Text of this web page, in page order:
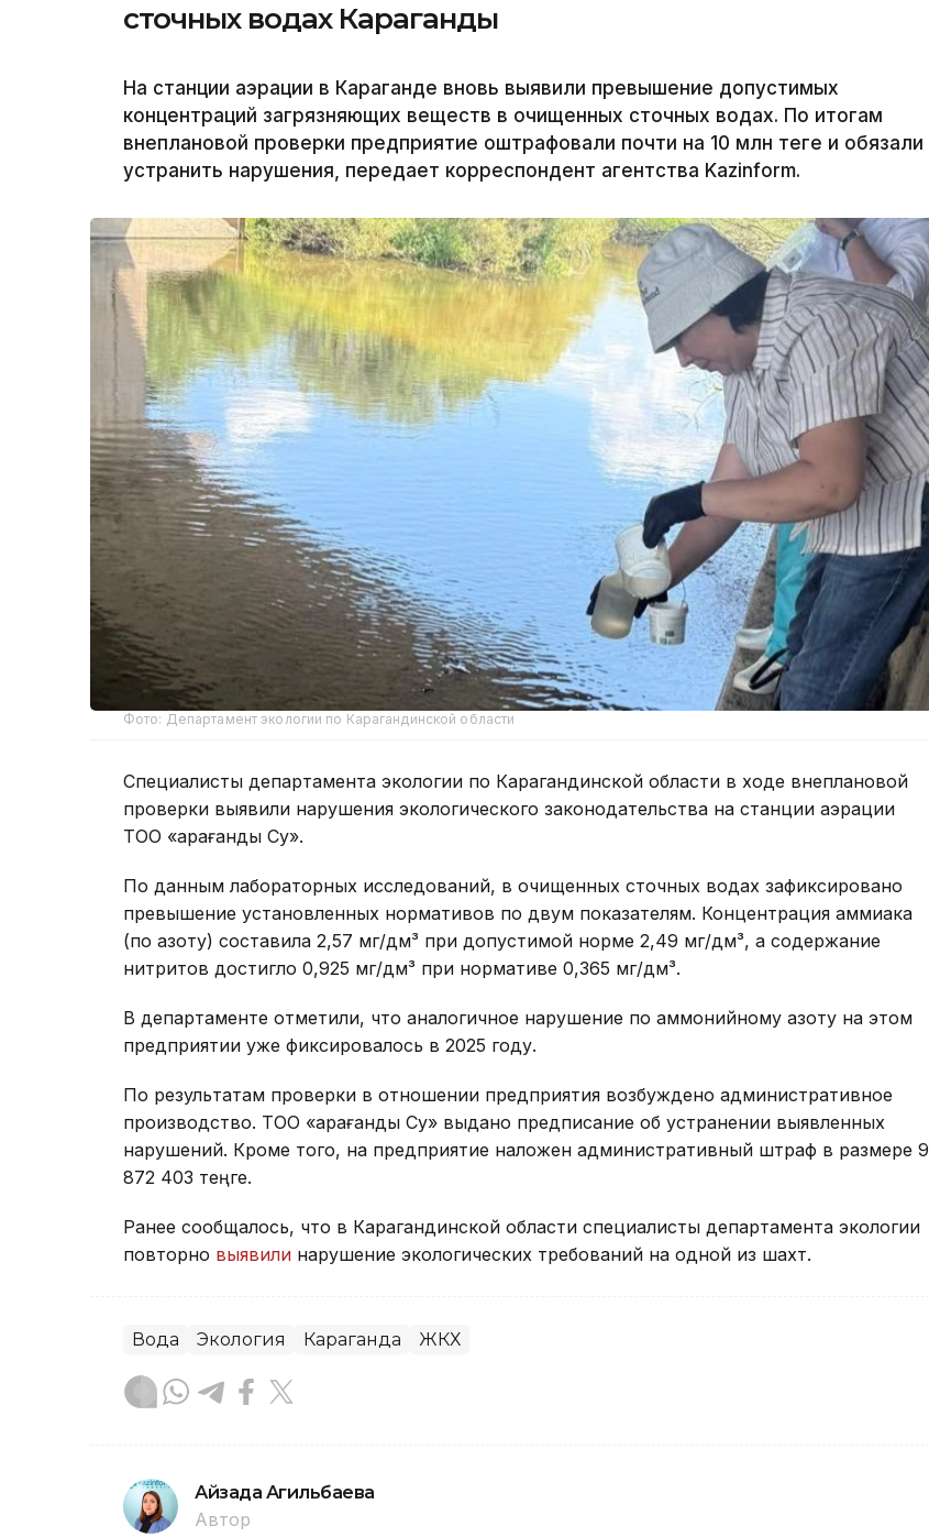
сточных водах Караганды
На станции аэрации в Караганде вновь выявили превышение допустимых
концентраций загрязняющих веществ в очищенных сточных водах. По итогам
внеплановой проверки предприятие оштрафовали почти на 10 млн теңге и обязали
устранить нарушения, передает корреспондент агентства Kazinform.
Фото: Департамент экологии по Карагандинской области
Специалисты департамента экологии по Карагандинской области в ходе внеплановой
проверки выявили нарушения экологического законодательства на станции аэрации
ТОО «Қарағанды Су».
По данным лабораторных исследований, в очищенных сточных водах зафиксировано
превышение установленных нормативов по двум показателям. Концентрация аммиака
(по азоту) составила 2,57 мг/дм³ при допустимой норме 2,49 мг/дм³, а содержание
нитритов достигло 0,925 мг/дм³ при нормативе 0,365 мг/дм³.
В департаменте отметили, что аналогичное нарушение по аммонийному азоту на этом
предприятии уже фиксировалось в 2025 году.
По результатам проверки в отношении предприятия возбуждено административное
производство. ТОО «Қарағанды Су» выдано предписание об устранении выявленных
нарушений. Кроме того, на предприятие наложен административный штраф в размере 9
872 403 теңге.
Ранее сообщалось, что в Карагандинской области специалисты департамента экологии
повторно выявили нарушение экологических требований на одной из шахт.
Вода Экология Караганда ЖКХ
Айзада Агильбаева
Автор